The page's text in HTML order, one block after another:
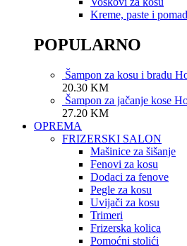
Kreme, paste i
POPULARNO
Šampon za kosu i bradu
20.30 KM
Šampon za jačanje kose
27.20 KM
OPREMA
FRIZERSKI SALON
Mašinice za šišanje
Fenovi za kosu
Dodaci za fenove
Pegle za kosu
Uvijači za kosu
Trimeri
Frizerska kolica
Pomoćni stolići